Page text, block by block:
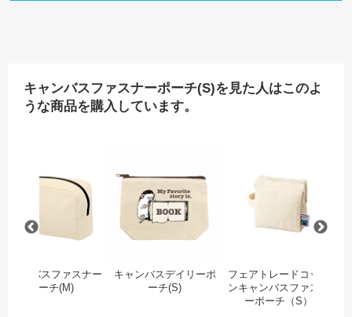
キャンバスファスナーポーチ(S)を見た人はこのよ
うな商品を購入しています。
キャンバスファスナー
ポーチ(M)
キャンバスデイリーポ
ーチ(S)
フェアトレードコット
ンキャンバスファスナ
ーポーチ（S）